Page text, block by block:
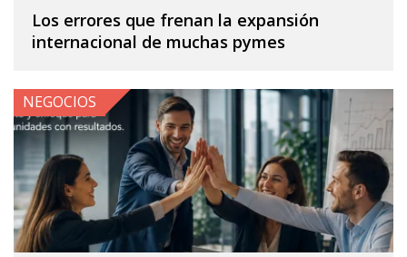
Los errores que frenan la expansión
internacional de muchas pymes
NEGOCIOS